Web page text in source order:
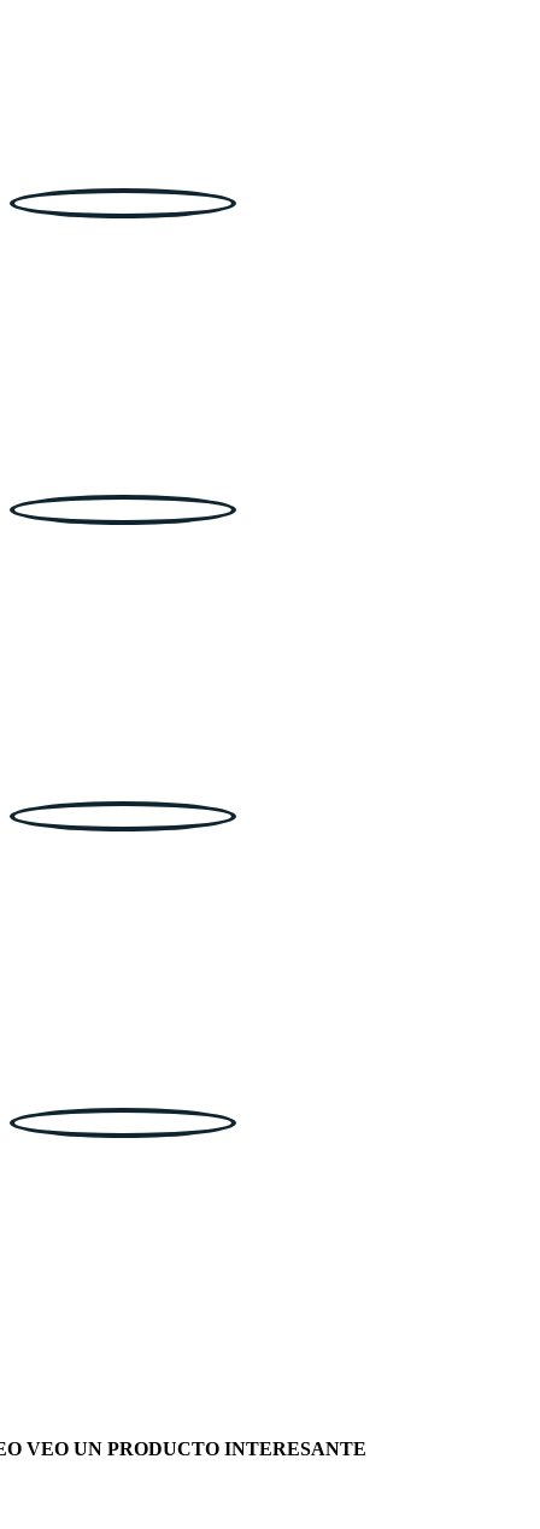
VEO UN PRODUCTO INTERESANTE